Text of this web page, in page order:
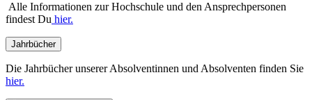
Alle Informationen zur Hochschule und den Ansprechpersonen
findest Du hier.
Jahrbücher
Die Jahrbücher unserer Absolventinnen und Absolventen finden Sie
hier.